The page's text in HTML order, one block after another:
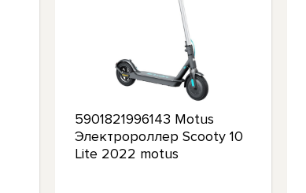
5901821996143 Motus
Электророллер Scooty 10
Lite 2022 motus